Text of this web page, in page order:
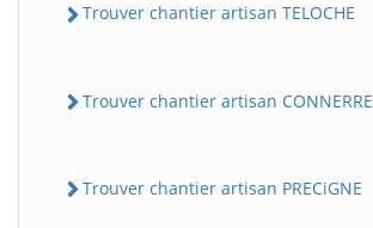
Trouver chantier artisan TELOCHE
Trouver chantier artisan CONNERRE
Trouver chantier artisan PRECiGNE